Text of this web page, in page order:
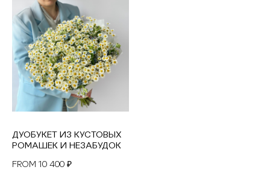
ДУОБУКЕТ ИЗ КУСТОВЫХ
РОМАШЕК И НЕЗАБУДОК
FROM 10 400 ₽